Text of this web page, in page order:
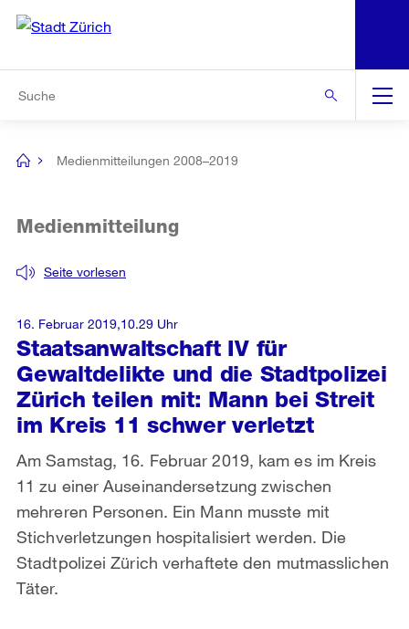
Navigation
[no
Medienmitteilungen 2008–2019
Staatsanwaltschaft IV für
Gewaltdelikte und die Stadtpolizei
Zürich teilen mit: Mann bei Streit
im Kreis 11 schwer verletzt
Seite vorlesen
Medienmitteilung
Am Samstag, 16. Februar 2019, kam es im Kreis
11 zu einer Auseinandersetzung zwischen
mehreren Personen. Ein Mann musste mit
Stichverletzungen hospitalisiert werden. Die
Stadtpolizei Zürich verhaftete den mutmasslichen
Täter.
16. Februar 2019,10.29 Uhr